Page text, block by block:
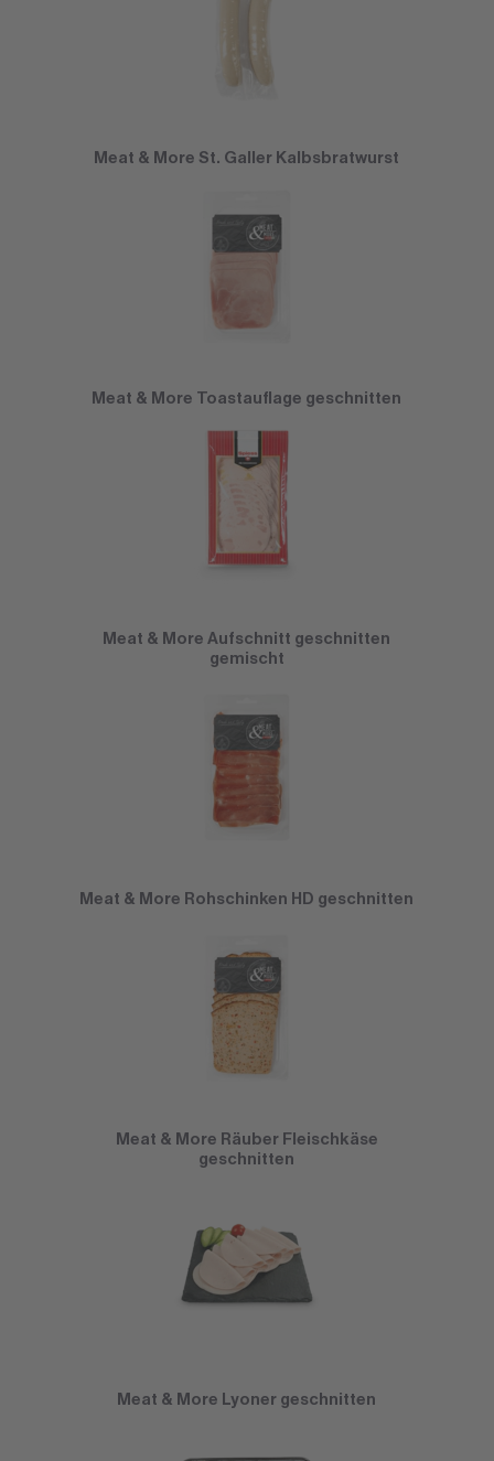
Meat & More St. Galler Kalbsbratwurst
Meat & More Toastauflage geschnitten
Meat & More Aufschnitt geschnitten
gemischt
Meat & More Rohschinken HD geschnitten
Meat & More Räuber Fleischkäse
geschnitten
Meat & More Lyoner geschnitten